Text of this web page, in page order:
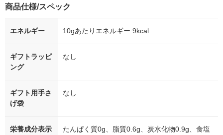
商品仕様/スペック
エネルギー 10gあたりエネルギー:9kcal
ギフトラッピ
ング
なし
ギフト用手さ
げ袋
なし
栄養成分表示
たんぱく質0g、脂質0.6g、炭水化物0.9g、食塩